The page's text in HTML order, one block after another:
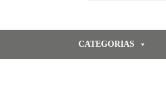
CATEGORIAS